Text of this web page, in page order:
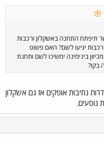
תיפתח התחנה באשקלון ורכבות
יגיעו לשם? האם פשוט
בינימינה ימשיכו לשם ותחנת
בקו?
נתיבות אופקים אז גם אשקלון
נוסעים.